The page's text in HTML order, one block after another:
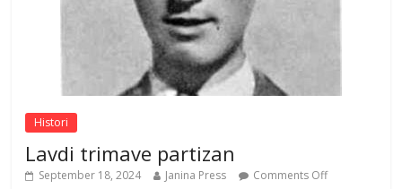
Postim me vlera nga artistja e mirëfilltë
Mimoza Gjoni
August 6, 2026 Comments Off
Histori
Lavdi trimave partizan
September 18, 2024 Janina Press Comments Off